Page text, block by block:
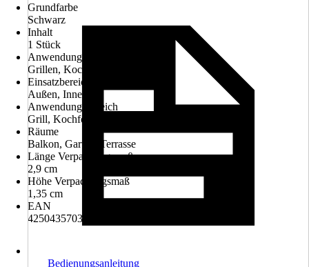
Grundfarbe
Schwarz
Inhalt
1 Stück
Anwendung
Grillen, Kochen, Räuchern
Einsatzbereich
Außen, Innen
Anwendungsbereich
Grill, Kochfeld
Räume
Balkon, Garten, Terrasse
Länge Verpackungsmaß
2,9 cm
Höhe Verpackungsmaß
1,35 cm
EAN
4250435703496
Bedienungsanleitung